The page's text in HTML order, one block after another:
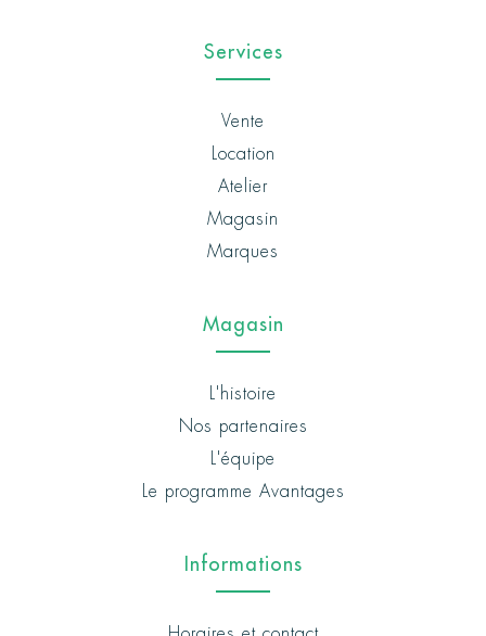
Services
Vente
Location
Atelier
Magasin
Marques
Magasin
L'histoire
Nos partenaires
L'équipe
Le programme Avantages
Informations